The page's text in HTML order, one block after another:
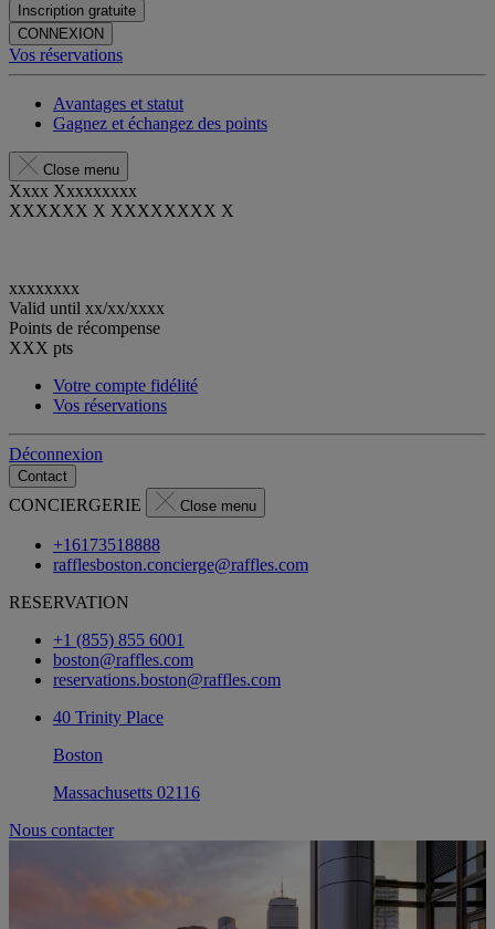
Inscription gratuite
CONNEXION
Vos réservations
Avantages et statut
Gagnez et échangez des points
Close menu
Xxxx Xxxxxxxxx
XXXXXX X XXXXXXXX X
xxxxxxxx
Valid until xx/xx/xxxx
Points de récompense
XXX pts
Votre compte fidélité
Vos réservations
Déconnexion
Contact
CONCIERGERIE Close menu
+16173518888
rafflesboston.concierge@raffles.com
RESERVATION
+1 (855) 855 6001
boston@raffles.com
reservations.boston@raffles.com
40 Trinity Place
Boston
Massachusetts 02116
Nous contacter